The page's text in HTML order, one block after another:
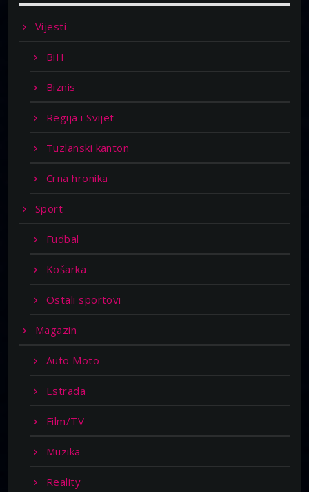
Vijesti
BiH
Biznis
Regija i Svijet
Tuzlanski kanton
Crna hronika
Sport
Fudbal
Košarka
Ostali sportovi
Magazin
Auto Moto
Estrada
Film/TV
Muzika
Reality